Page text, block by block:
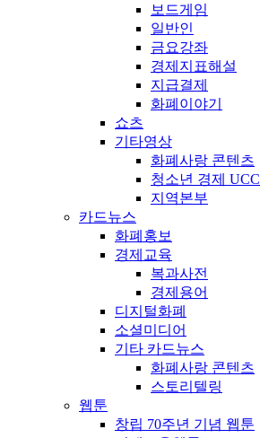
보드게임
일반인
금요강좌
경제지표해설
지급결제
화폐이야기
쇼츠
기타영상
화폐사랑 콘텐츠
청소년 경제 UCC
지역본부
카드뉴스
화폐홍보
경제교육
복과사전
경제용어
디지털화폐
소셜미디어
기타 카드뉴스
화폐사랑 콘텐츠
스토리텔링
웹툰
창립 70주년 기념 웹툰